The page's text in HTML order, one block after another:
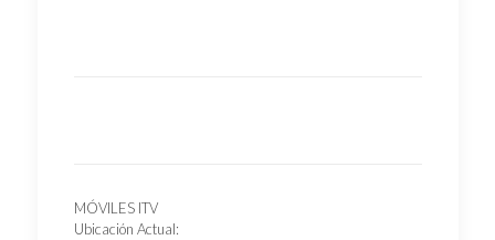
MÓVILES ITV
Ubicación Actual: